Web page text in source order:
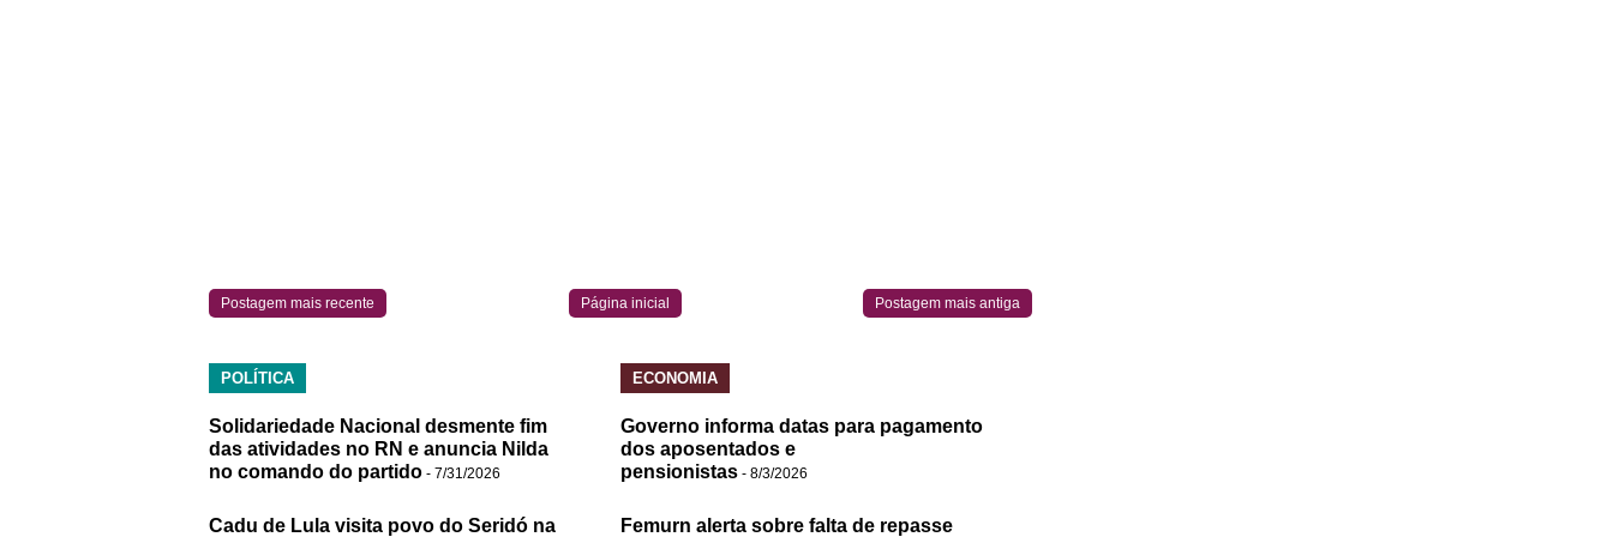
Postagem mais recente Postagem mais antiga
Página inicial
POLÍTICA
Solidariedade Nacional desmente fim
das atividades no RN e anuncia Nilda
no comando do partido - 7/31/2026
Cadu de Lula visita povo do Seridó na
ECONOMIA
Governo informa datas para pagamento
dos aposentados e
pensionistas - 8/3/2026
Femurn alerta sobre falta de repasse